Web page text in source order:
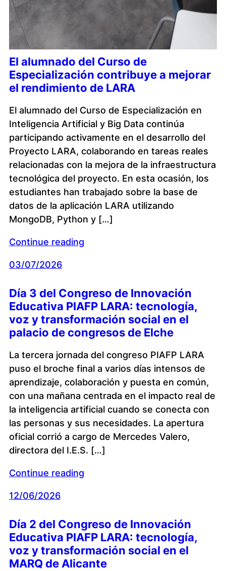
El alumnado del Curso de
Especialización contribuye a mejorar
el rendimiento de LARA
El alumnado del Curso de Especialización en
Inteligencia Artificial y Big Data continúa
participando activamente en el desarrollo del
Proyecto LARA, colaborando en tareas reales
relacionadas con la mejora de la infraestructura
tecnológica del proyecto. En esta ocasión, los
estudiantes han trabajado sobre la base de
datos de la aplicación LARA utilizando
MongoDB, Python y […]
Continue reading
03/07/2026
Día 3 del Congreso de Innovación
Educativa PIAFP LARA: tecnología,
voz y transformación social en el
palacio de congresos de Elche
La tercera jornada del congreso PIAFP LARA
puso el broche final a varios días intensos de
aprendizaje, colaboración y puesta en común,
con una mañana centrada en el impacto real de
la inteligencia artificial cuando se conecta con
las personas y sus necesidades. La apertura
oficial corrió a cargo de Mercedes Valero,
directora del I.E.S. […]
Continue reading
12/06/2026
Día 2 del Congreso de Innovación
Educativa PIAFP LARA: tecnología,
voz y transformación social en el
MARQ de Alicante